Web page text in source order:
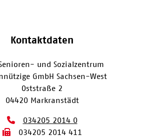
Kontaktdaten
und Sozialzentrum
GmbH Sachsen-West
Oststraße 2
04420 Markranstädt
034205 2014 0
034205 2014 411